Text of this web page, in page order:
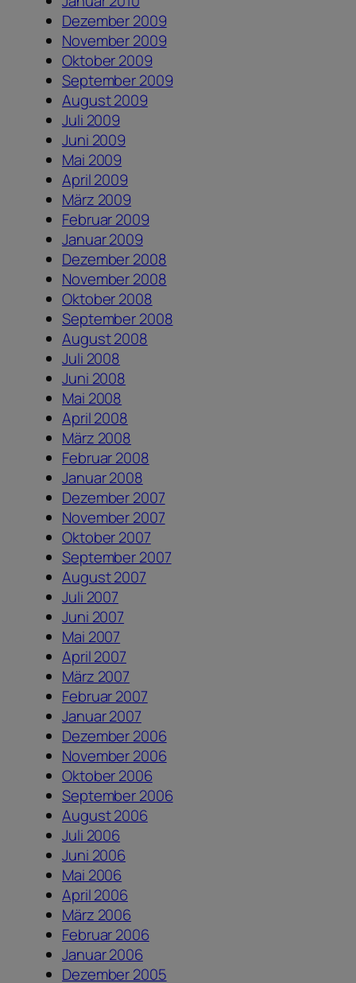
Dezember 2009
November 2009
Oktober 2009
September 2009
August 2009
Juli 2009
Juni 2009
Mai 2009
April 2009
März 2009
Februar 2009
Januar 2009
Dezember 2008
November 2008
Oktober 2008
September 2008
August 2008
Juli 2008
Juni 2008
Mai 2008
April 2008
März 2008
Februar 2008
Januar 2008
Dezember 2007
November 2007
Oktober 2007
September 2007
August 2007
Juli 2007
Juni 2007
Mai 2007
April 2007
März 2007
Februar 2007
Januar 2007
Dezember 2006
November 2006
Oktober 2006
September 2006
August 2006
Juli 2006
Juni 2006
Mai 2006
April 2006
März 2006
Februar 2006
Januar 2006
Dezember 2005